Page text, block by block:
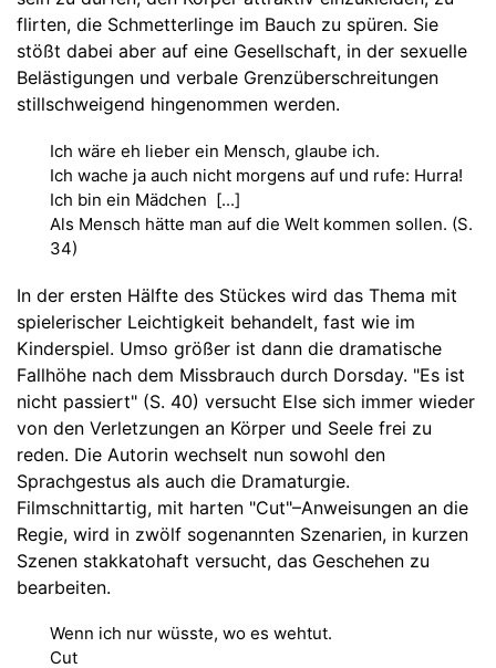
flirten, die Schmetterlinge im Bauch zu spüren. Sie
stößt dabei aber auf eine Gesellschaft, in der sexuelle
Belästigungen und verbale Grenzüberschreitungen
stillschweigend hingenommen werden.
Ich wäre eh lieber ein Mensch, glaube ich.
Ich wache ja auch nicht morgens auf und rufe: Hurra!
Ich bin ein Mädchen [...]
Als Mensch hätte man auf die Welt kommen sollen. (S.
34)
In der ersten Hälfte des Stückes wird das Thema mit
spielerischer Leichtigkeit behandelt, fast wie im
Kinderspiel. Umso größer ist dann die dramatische
Fallhöhe nach dem Missbrauch durch Dorsday. "Es ist
nicht passiert" (S. 40) versucht Else sich immer wieder
von den Verletzungen an Körper und Seele frei zu
reden. Die Autorin wechselt nun sowohl den
Sprachgestus als auch die Dramaturgie.
Filmschnittartig, mit harten "Cut"–Anweisungen an die
Regie, wird in zwölf sogenannten Szenarien, in kurzen
Szenen stakkatohaft versucht, das Geschehen zu
bearbeiten.
Wenn ich nur wüsste, wo es wehtut.
Cut